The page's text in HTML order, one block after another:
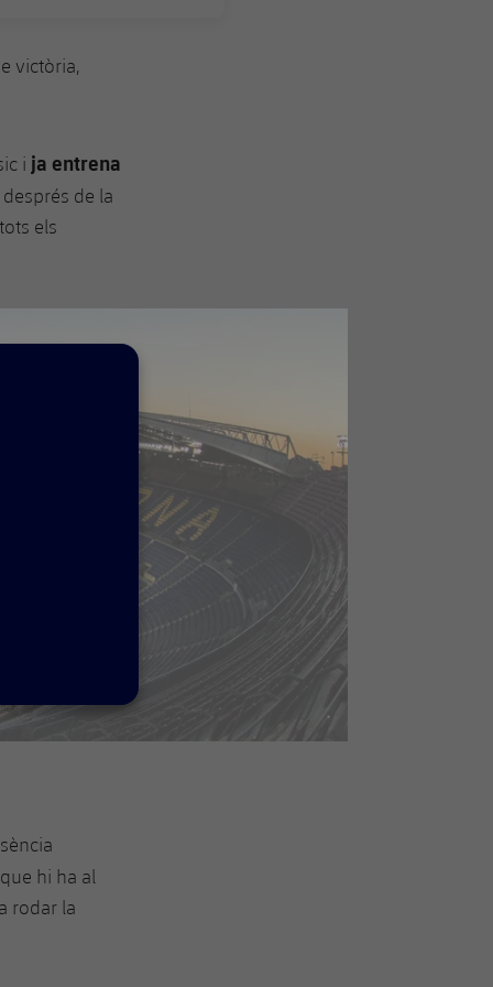
victòria,
i ja entrena
de la
els
hi ha al
rodar la